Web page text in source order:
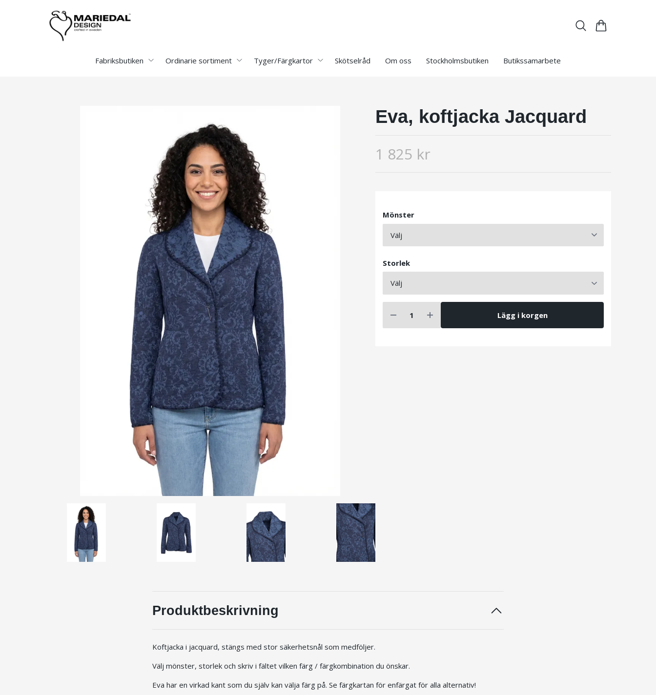
Fabriksbutiken Ordinarie sortiment Tyger/Färgkartor Skötselråd Om oss Stockholmsbutiken Butikssamarbete
Eva, koftjacka Jacquard
1 825 kr
Mönster
Storlek
Lägg i korgen
Produktbeskrivning
Koftjacka i jacquard, stängs med stor säkerhetsnål som medföljer.
Välj mönster, storlek och skriv i fältet vilken färg / färgkombination du önskar.
Eva har en virkad kant som du själv kan välja färg på. Se färgkartan för enfärgat för alla alternativ!